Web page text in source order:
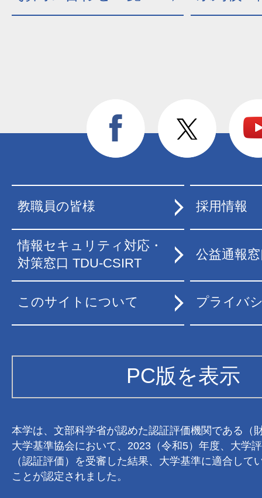
教職員の皆様 採用情報
情報セキュリティ対応・
対策窓口 TDU-CSIRT
公益通報
このサイトについて プライバ
PC版を表示
本学は、文部科学省が認めた認証評価機関である（
大学基準協会において、2023（令和5）年度、大学
（認証評価）を受審した結果、大学基準に適合して
ことが認定されました。